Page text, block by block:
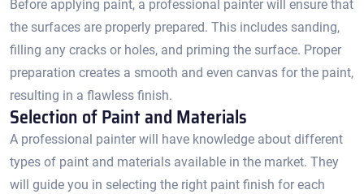
Before applying paint, a professional painter will ensure that
the surfaces are properly prepared.​ This includes sanding,
filling any cracks or holes, and priming the surface.​ Proper
preparation creates a smooth and even canvas for the paint,
resulting in a flawless finish.​
Selection of Paint and Materials
A professional painter will have knowledge about different
types of paint and materials available in the market. They
will guide you in selecting the right paint finish for each